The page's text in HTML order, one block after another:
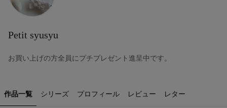
Petit syusyu
お買い上げの方全員にプチプレゼント進呈中です。
作品一覧 シリーズ プロフィール レビュー レター